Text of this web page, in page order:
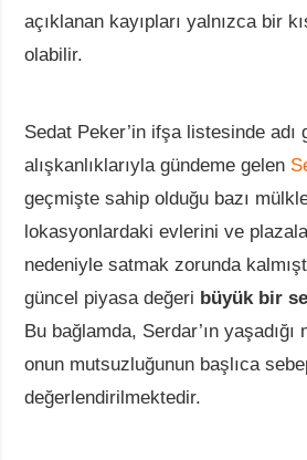
açıklanan kayıpları yalnızca bir
olabilir.
Sedat Peker’in ifşa listesinde adı
alışkanlıklarıyla gündeme gelen
geçmişte sahip olduğu bazı
lokasyonlardaki evlerini ve
nedeniyle satmak zorunda
güncel piyasa değeri büyük bir
Bu bağlamda, Serdar’ın yaşadığı
onun mutsuzluğunun başlıca
değerlendirilmektedir.